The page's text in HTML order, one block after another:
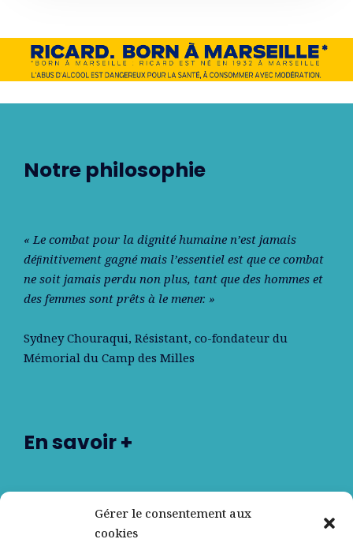
Gérer le consentement aux
cookies
Notre philosophie
« Le combat pour la dignité humaine n’est jamais
déﬁnitivement gagné mais l’essentiel est que ce combat
ne soit jamais perdu non plus, tant que des hommes et
des femmes sont prêts à le mener. »
Sydney Chouraqui, Résistant, co-fondateur du
Mémorial du Camp des Milles
En savoir +
Nos partenaires